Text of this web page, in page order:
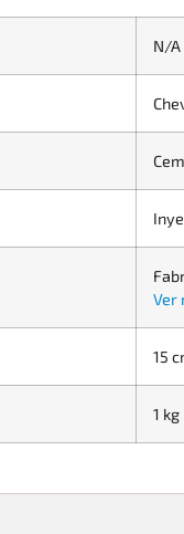
N/A
Ver
15
1 kg